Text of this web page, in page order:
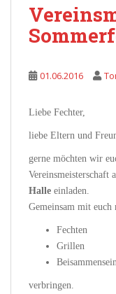
01.06.2016
Liebe Fechter,
liebe Eltern und
gerne möchten wir
Vereinsmeisterschaft
Halle einladen.
Gemeinsam mit
Fechten
Grillen
Beisammensein
verbringen.